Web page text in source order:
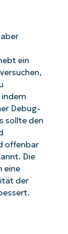
ein
indem
Debug-
sollte den
offenbar
Die
eine
der